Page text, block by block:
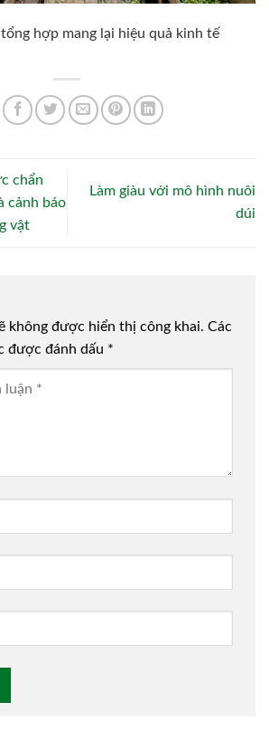
hợp mang lại hiệu quả kinh tế
chẩn
cảnh báo
vật
Làm giàu với mô hình nuôi
dúi
không được hiển thị công khai. Các
được đánh dấu *